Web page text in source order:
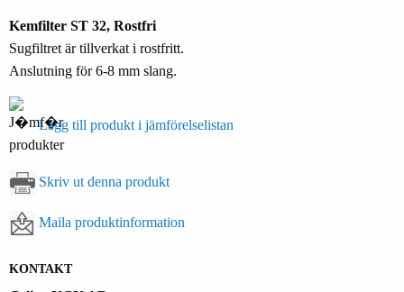
Kemfilter ST 32, Rostfri
Sugfiltret är tillverkat i rostfritt.
Anslutning för 6-8 mm slang.
Lägg till produkt i jämförelselistan
Skriv ut denna produkt
Maila produktinformation
KONTAKT